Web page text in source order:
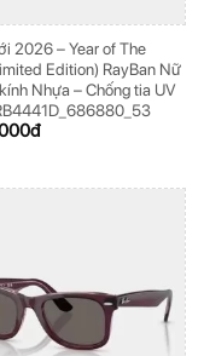
2026 – Year of The
Edition) RayBan Nữ
Nhựa – Chống tia UV
đ